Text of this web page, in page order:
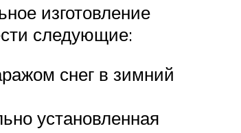
изготовление
следующие:
снег в зимний
установленная